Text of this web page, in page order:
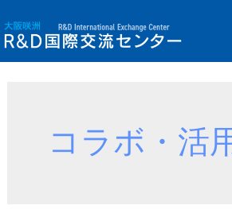
容
コラボ・活